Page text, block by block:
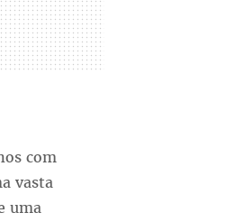
com
vasta
uma